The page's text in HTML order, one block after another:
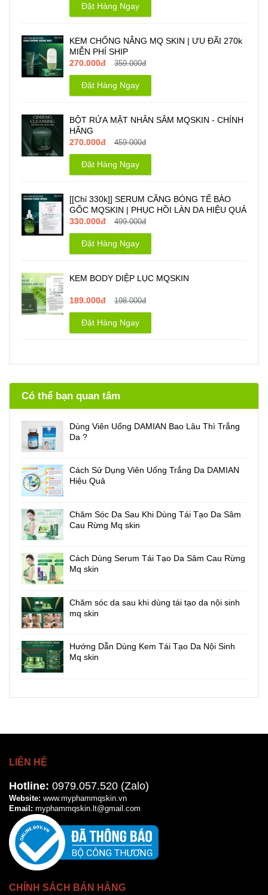
Đặt Hàng Ngay
KEM CHỐNG NẮNG MQ SKIN | ƯU ĐÃI 270k
MIỄN PHÍ SHIP
270.000đ
359.000đ
Đặt Hàng Ngay
BỘT RỬA MẶT NHÂN SÂM MQSKIN - CHÍNH
HÃNG
270.000đ
459.000đ
Đặt Hàng Ngay
[[Chỉ 330k]] SERUM CĂNG BÓNG TẾ BÀO
GỐC MQSKIN | PHỤC HỒI LÀN DA HIỆU QUẢ
330.000đ
499.000đ
Đặt Hàng Ngay
KEM BODY DIỆP LỤC MQSKIN
189.000đ 198.000đ
Đặt Hàng Ngay
Có thể bạn quan tâm
Dùng Viên Uống DAMIAN Bao Lâu Thì Trắng
Da ?
Cách Sử Dụng Viên Uống Trắng Da DAMIAN
Hiệu Quả
Chăm Sóc Da Sau Khi Dùng Tái Tạo Da Sâm
Cau Rừng Mq skin
Cách Dùng Serum Tái Tạo Da Sâm Cau Rừng
Mq skin
Chăm sóc da sau khi dùng tái tạo da nội sinh
mq skin
Hướng Dẫn Dùng Kem Tái Tạo Da Nội Sinh
Mq skin
LIÊN HỆ
Hotline: 0979.057.520 (Zalo)
Website: www.myphammqskin.vn
Email: myphammqskin.lt@gmail.com
CHÍNH SÁCH BÁN HÀNG